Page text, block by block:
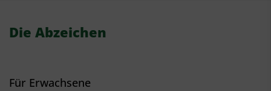
Die Abzeichen
Für Erwachsene